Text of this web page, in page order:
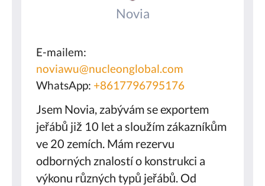
Novia
E-mailem:
noviawu@nucleonglobal.com
WhatsApp: +8617796795176
Jsem Novia, zabývám se exportem
jeřábů již 10 let a sloužím zákazníkům
ve 20 zemích. Mám rezervu
odborných znalostí o konstrukci a
výkonu různých typů jeřábů. Od